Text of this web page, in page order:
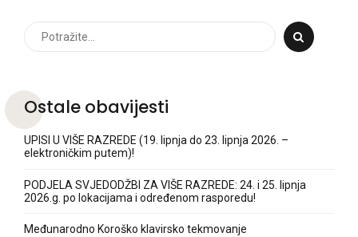
Ostale obavijesti
UPISI U VIŠE RAZREDE (19. lipnja do 23. lipnja 2026. –
elektroničkim putem)!
PODJELA SVJEDODŽBI ZA VIŠE RAZREDE: 24. i 25. lipnja
2026.g. po lokacijama i određenom rasporedu!
Međunarodno Koroško klavirsko tekmovanje